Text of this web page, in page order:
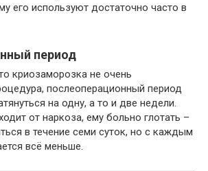
его используют достаточно часто в
период
криозаморозка не очень
послеоперационный период
на одну, а то и две недели.
от наркоза, ему больно глотать –
в течение семи суток, но с каждым
всё меньше.